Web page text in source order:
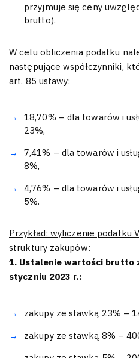
przyjmuje się ceny
brutto).
W celu obliczenia podatku
następujące współczynniki,
art. 85 ustawy:
18,70% – dla towarów i
23%,
7,41% – dla towarów i
8%,
4,76% – dla towarów i
5%.
Przykład: wyliczenie podatku
struktury zakupów:
1. Ustalenie wartości brutto
styczniu 2023 r.:
zakupy ze stawką 23% –
zakupy ze stawką 8% –